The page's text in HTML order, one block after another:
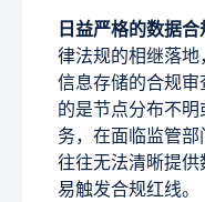
日益严格的数据合
律法规的相继落
信息存储的合规
的是节点分布不
务，在面临监管部
往往无法清晰提
易触发合规红线。